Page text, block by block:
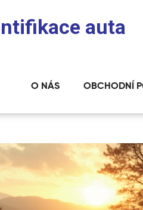
auta
O NÁS OBCHODNÍ